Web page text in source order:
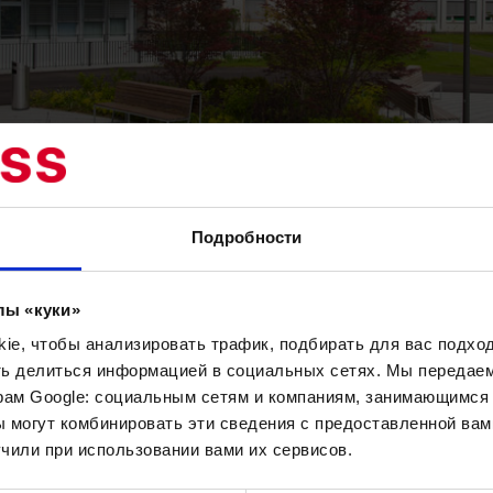
Подробности
«куки»
чтобы анализировать трафик, подбирать для вас
делиться информацией в социальных сетях. Мы
Google: социальным сетям и компаниям,
комбинировать эти сведения с предоставленной
при использовании вами их сервисов.
Dr. med. Stephan
частной
Общая
более 30 лет.
научными
сотрудничает с
Работал в
1999 – 2006 – директор
Университетской
С 2006 года – работает в
хирургии и в клинике
«Corswiss –